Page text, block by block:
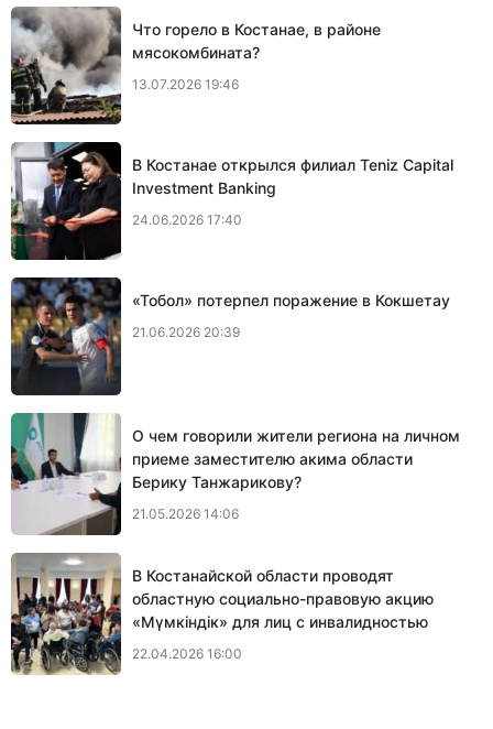
Что горело в Костанае, в районе
мясокомбината?
13.07.2026 19:46
В Костанае открылся филиал Teniz Capital
Investment Banking
24.06.2026 17:40
«Тобол» потерпел поражение в Кокшетау
21.06.2026 20:39
О чем говорили жители региона на личном
приеме заместителю акима области
Берику Танжарикову?
21.05.2026 14:06
В Костанайской области проводят
областную социально-правовую акцию
«Мүмкіндік» для лиц с инвалидностью
22.04.2026 16:00